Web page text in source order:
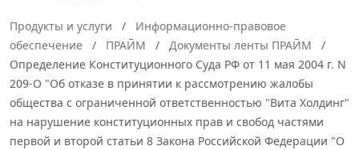
Продукты и услуги
Информационно-правовое
обеспечение
ПРАЙМ
Документы ленты ПРАЙМ
Определение Конституционного Суда РФ от 11 мая 2004 г. N
209-О "Об отказе в принятии к рассмотрению жалобы
общества с ограниченной ответственностью "Вита Холдинг"
на нарушение конституционных прав и свобод частями
первой и второй статьи 8 Закона Российской Федерации "О